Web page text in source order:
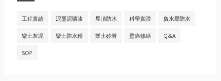
工程實績 泥墨泥礦漆 屋頂防水 科學實證 負水壓防水
樂土灰泥 樂土防水粉 樂土砂岩 壁癌修繕 Q&A
SOP